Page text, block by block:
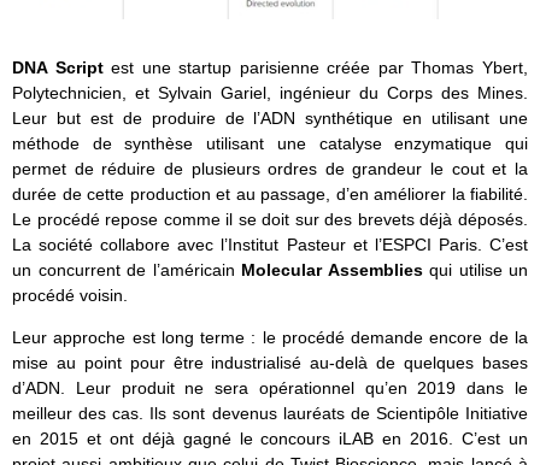
DNA Scriptest une startup parisienne créée par Thomas Ybert,
Polytechnicien, et Sylvain Gariel, ingénieur du Corps des Mines.
Leur but est de produire de l’ADN synthétique en utilisant une
méthode de synthèse utilisant une catalyse enzymatique qui
permet de réduire de plusieurs ordres de grandeur le cout et la
durée de cette production et au passage, d’en améliorer la fiabilité.
Le procédé repose comme il se doit sur des brevets déjà déposés.
La société collabore avec l’Institut Pasteur et l’ESPCI Paris. C’est
un concurrent de l’américain Molecular Assemblies qui utilise un
procédé voisin.
Leur approche est long terme : le procédé demande encore de la
mise au point pour être industrialisé au-delà de quelques bases
d’ADN. Leur produit ne sera opérationnel qu’en 2019 dans le
meilleur des cas. Ils sont devenus lauréats de Scientipôle Initiative
en 2015 et ont déjà gagné le concours iLAB en 2016. C’est un